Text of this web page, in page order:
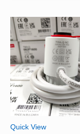
Quick View